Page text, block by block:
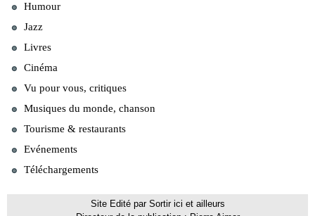
Humour
Jazz
Livres
Cinéma
Vu pour vous, critiques
Musiques du monde, chanson
Tourisme & restaurants
Evénements
Téléchargements
Site Edité par Sortir ici et ailleurs